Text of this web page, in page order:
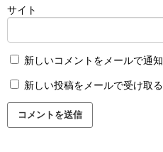
サイト
新しいコメントをメールで通知
新しい投稿をメールで受け取る